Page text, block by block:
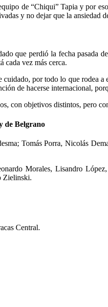
de “Chiqui” Tapia y por
y no dejar que la ansiedad
que perdió la fecha pasada
cada vez más cerca.
por todo lo que rodea
de hacerse internacional,
con objetivos distintos, pero
de Belgrano
Tomás Porra, Nicolás
Morales, Lisandro
Zielinski.
Central.